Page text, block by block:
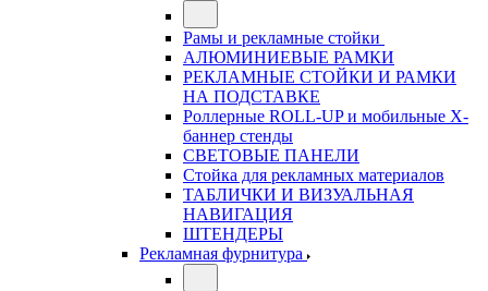
Рамы и рекламные стойки
АЛЮМИНИЕВЫЕ РАМКИ
РЕКЛАМНЫЕ СТОЙКИ И РАМКИ
НА ПОДСТАВКЕ
Роллерные ROLL-UP и мобильные X-
баннер стенды
СВЕТОВЫЕ ПАНЕЛИ
Стойка для рекламных материалов
ТАБЛИЧКИ И ВИЗУАЛЬНАЯ
НАВИГАЦИЯ
ШТЕНДЕРЫ
Рекламная фурнитура